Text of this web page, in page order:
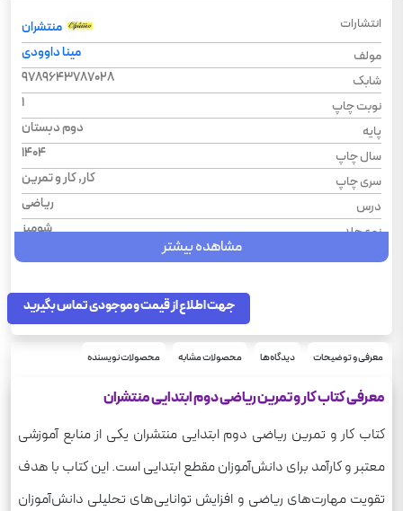
انتشارات
منتشران
مولف
مینا داوودی
شابک
9789643787028
نوبت چاپ
1
پایه
دوم دبستان
سال چاپ
1404
سری چاپ
کار, کار و تمرین
درس
ریاضی
نوع جلد
شومیز
230
سری
کار و تمرین
مشاهده بیشتر
جهت اطلاع از قیمت و موجودی تماس بگیرید
معرفی و توضیحات دیدگاه‌ها محصولات مشابه محصولات نویسنده
معرفی کتاب کار و تمرین ریاضی دوم ابتدایی منتشران
کتاب کار و تمرین ریاضی دوم ابتدایی منتشران یکی از منابع آموزشی
معتبر و کارآمد برای دانش‌آموزان مقطع ابتدایی است. این کتاب با هدف
تقویت مهارت‌های ریاضی و افزایش توانایی‌های تحلیلی دانش‌آموزان